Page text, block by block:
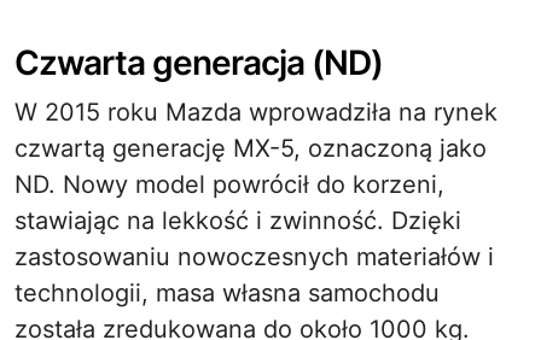
Czwarta generacja (ND)
W 2015 roku Mazda wprowadziła na rynek
czwartą generację MX-5, oznaczoną jako
ND. Nowy model powrócił do korzeni,
stawiając na lekkość i zwinność. Dzięki
zastosowaniu nowoczesnych materiałów i
technologii, masa własna samochodu
została zredukowana do około 1000 kg.